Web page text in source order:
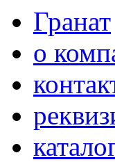
Гранат
о